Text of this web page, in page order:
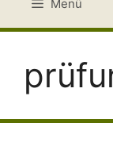
Menü